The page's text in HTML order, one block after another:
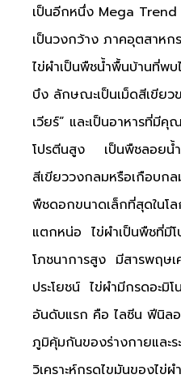
เป็นอีกหนึ่ง Mega
เป็นวงกว้าง ภาคอุตสาหก
ไข่ผำเป็นพืชน้ำพื้นบ้านที่พ
บึง ลักษณะเป็นเม็ดสีเขียว
เวียร์” และเป็นอาหารที่มี
โปรตีนสูง เป็นพืชลอยน้ำ
สีเขียววงกลมหรือเกือบก
พืชดอกขนาดเล็กที่สุดในโ
แตกหน่อ ไข่ผำเป็นพืชที่มี
โภชนาการสูง มีสารพฤษ
ประโยชน์ ไข่ผำมีกรดอะมิ
อันดับแรก คือ ไลซีน ฟีนิล
ภูมิคุ้มกันของร่างกายและร
วิเคราะห์กรดไขมันของไข่